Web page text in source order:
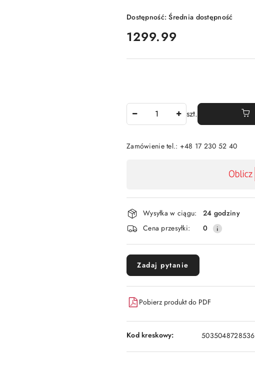
Dostępność:Średnia dostępność
cena:
1299.99
szt.
Zamówienie tel.: +48 17 230 52 40
płatność
i
dostawa
Wysyłka w ciągu:
24 godziny
Cena przesyłki:
0
Zadaj pytanie
Pobierz produkt do PDF
Kod kreskowy: 5035048728536